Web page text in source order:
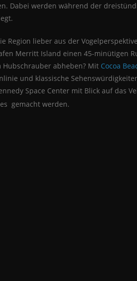
Dabei werden während der
Region lieber aus der
Merritt Island einen 45-minütigen
Hubschrauber abheben? Mit Cocoa
und klassische
Space Center mit Blick auf das
gemacht werden.